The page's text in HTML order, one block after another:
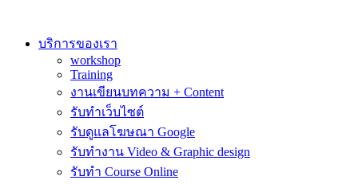
contentบริการของเรา
workshop
Training
งานเขียนบทความ + Content
รับทำเว็บไซต์
รับดูแลโฆษณา Google
รับทำงาน Video & Graphic design
รับทำ Course Online